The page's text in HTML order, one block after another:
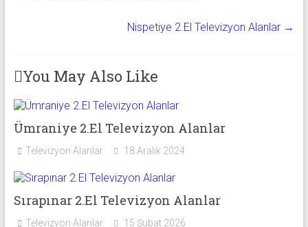
Nispetiye 2.El Televizyon Alanlar →
You May Also Like
Ümraniye 2.El Televizyon Alanlar
Televizyon Alanlar 18 Aralık 2024
Sırapınar 2.El Televizyon Alanlar
Televizyon Alanlar 15 Şubat 2026